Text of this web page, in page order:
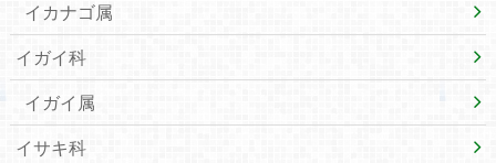
イカナゴ属
イガイ科
イガイ属
イサキ科